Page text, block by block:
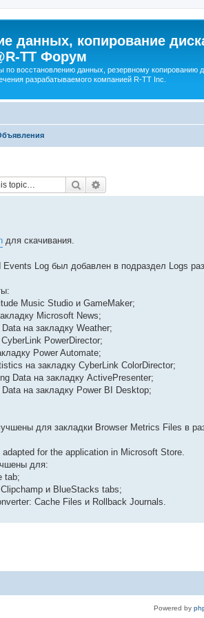
данных, копирование
TT Форум
восстановлению данных, резервному копированию
разрабатываемого компанией R-TT Inc.
Search
для скачивания.
Log был добавлен в подраздел Logs
Music Studio и GameMaker;
Microsoft News;
на закладку Weather;
PowerDirector;
Power Automate;
на закладку CyberLink ColorDirector;
Data на закладку ActivePresenter;
на закладку Power BI Desktop;
для закладки Browser Metrics Files в
for the application in Microsoft Store.
для:
tab;
и BlueStacks tabs;
Cache Files и Rollback Journals.
Powered by